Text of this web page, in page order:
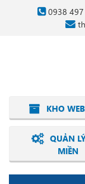
0938
KHO
QUẢN
MIỀN